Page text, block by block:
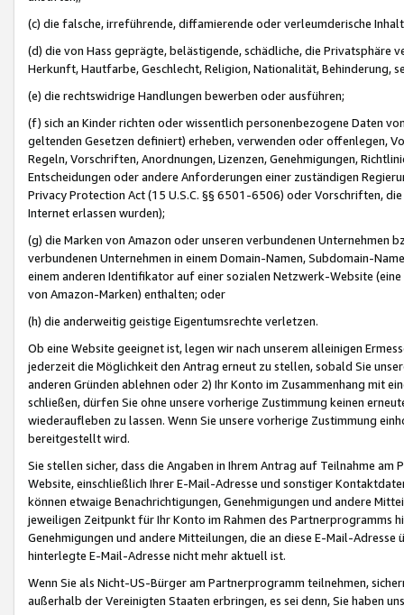
(c) die falsche, irreführende, diffamierende oder verleumderische
(d) die von Hass geprägte, belästigende, schädliche, die Privatsphäre
Herkunft, Hautfarbe, Geschlecht, Religion, Nationalität, Behinderung,
(e) die rechtswidrige Handlungen bewerben oder ausführen;
(f) sich an Kinder richten oder wissentlich personenbezogene Daten
geltenden Gesetzen definiert) erheben, verwenden oder offenlegen,
Regeln, Vorschriften, Anordnungen, Lizenzen, Genehmigungen,
Entscheidungen oder andere Anforderungen einer zuständigen
Privacy Protection Act (15 U.S.C. §§ 6501-6506) oder Vorschriften,
Internet erlassen wurden);
(g) die Marken von Amazon oder unseren verbundenen Unternehmen
verbundenen Unternehmen in einem Domain-Namen, Subdomain-
einem anderen Identifikator auf einer sozialen Netzwerk-Website
von Amazon-Marken) enthalten; oder
(h) die anderweitig geistige Eigentumsrechte verletzen.
Ob eine Website geeignet ist, legen wir nach unserem alleinigen
jederzeit die Möglichkeit den Antrag erneut zu stellen, sobald Sie
anderen Gründen ablehnen oder 2) Ihr Konto im Zusammenhang mit
schließen, dürfen Sie ohne unsere vorherige Zustimmung keinen
wiederaufleben zu lassen. Wenn Sie unsere vorherige Zustimmung
bereitgestellt wird.
Sie stellen sicher, dass die Angaben in Ihrem Antrag auf Teilnahme
Website, einschließlich Ihrer E-Mail-Adresse und sonstiger
können etwaige Benachrichtigungen, Genehmigungen und andere
jeweiligen Zeitpunkt für Ihr Konto im Rahmen des Partnerprogramms
Genehmigungen und andere Mitteilungen, die an diese E-Mail-
hinterlegte E-Mail-Adresse nicht mehr aktuell ist.
Wenn Sie als Nicht-US-Bürger am Partnerprogramm teilnehmen,
außerhalb der Vereinigten Staaten erbringen, es sei denn, Sie haben